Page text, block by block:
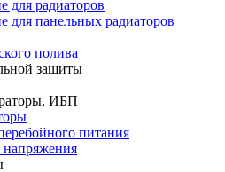
для радиаторов
для панельных радиаторов
полива
защиты
ИБП
питания
напряжения